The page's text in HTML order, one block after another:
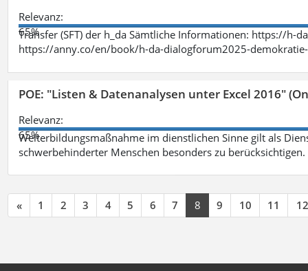
Relevanz:
65%
Transfer (SFT) der h_da Sämtliche Informationen: https://
https://anny.co/en/book/h-da-dialogforum2025-
POE: "Listen & Datenanalysen unter Excel 2016"
Relevanz:
65%
Weiterbildungsmaßnahme im dienstlichen Sinne gilt als
schwerbehinderter Menschen besonders zu berücksichtigen.
« 1 2 3 4 5 6 7 8 9 10 11 12